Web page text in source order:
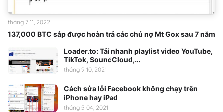
137,000 BTC sắp được hoàn trả các chủ nợ Mt Gox sau 7 năm
tháng 7 11, 2022
Loader.to: Tải nhanh playlist video YouTube,
TikTok, SoundCloud,…
tháng 9 10, 2021
Cách sửa lỗi Facebook không chạy trên
iPhone hay iPad
tháng 5 04, 2021